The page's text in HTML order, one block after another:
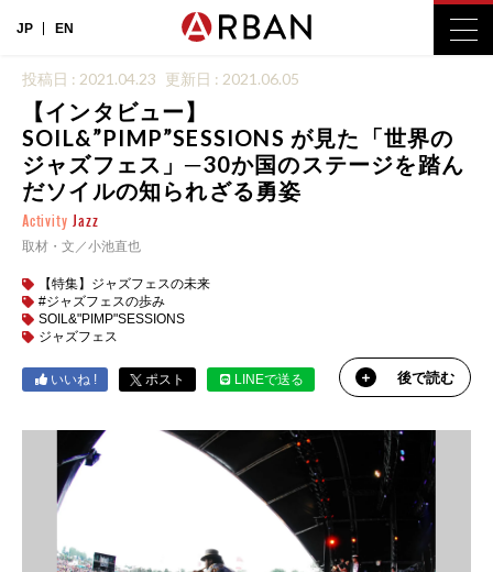
JP EN
投稿日 : 2021.04.23 更新日 : 2021.06.05
【インタビュー】
SOIL&”PIMP”SESSIONS が見た「世界の
ジャズフェス」─30か国のステージを踏ん
だソイルの知られざる勇姿
Activity Jazz
取材・文／小池直也
【特集】ジャズフェスの未来
#ジャズフェスの歩み
SOIL&"PIMP"SESSIONS
ジャズフェス
いいね ! ポスト LINEで送る 後で読む